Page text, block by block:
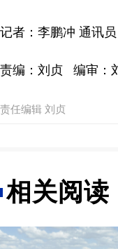
记者：李鹏冲 通讯
责编：刘贞 编审：
责任编辑 刘贞
相关阅读